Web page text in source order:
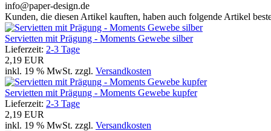
info@paper-design.de
Kunden, die diesen Artikel kauften, haben auch folgende Artikel
Servietten mit Prägung - Moments Gewebe silber
Lieferzeit: 2-3 Tage
2,19 EUR
inkl. 19 % MwSt. zzgl. Versandkosten
Servietten mit Prägung - Moments Gewebe kupfer
Lieferzeit: 2-3 Tage
2,19 EUR
inkl. 19 % MwSt. zzgl. Versandkosten